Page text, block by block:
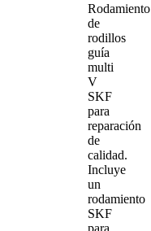
Rodamiento
de
rodillos
guía
multi
V
SKF
para
reparación
de
calidad.
Incluye
un
rodamiento
SKF
para